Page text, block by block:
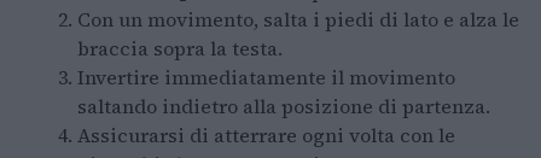
Con un movimento, salta i piedi di lato e alza le
braccia sopra la testa.
Invertire immediatamente il movimento
saltando indietro alla posizione di partenza.
Assicurarsi di atterrare ogni volta con le